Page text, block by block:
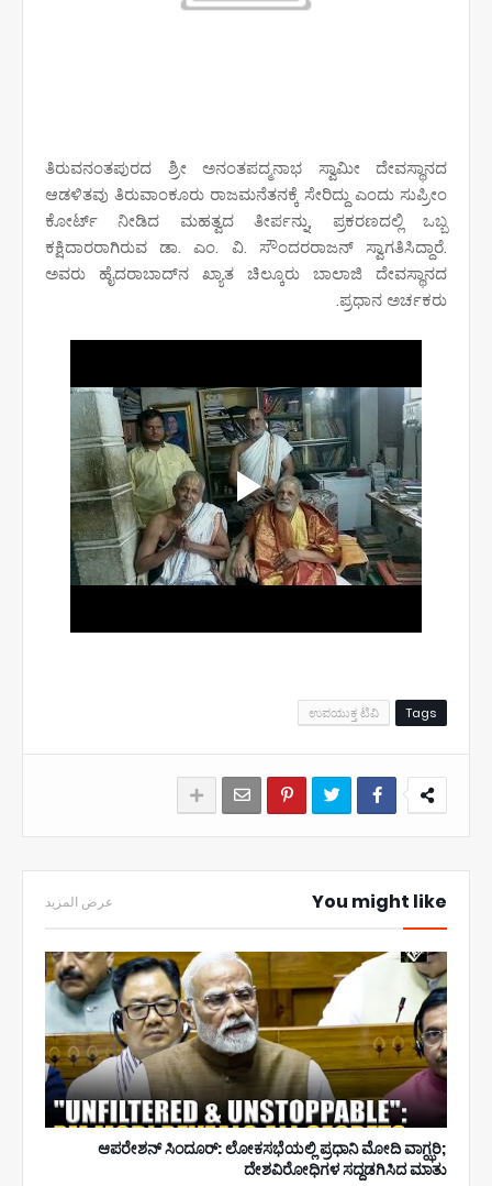
ತಿರುವನಂತಪುರದ ಶ್ರೀ ಅನಂತಪದ್ಮನಾಭ ಸ್ವಾಮೀ ದೇವಸ್ಥಾನದ
ಆಡಳಿತವು ತಿರುವಾಂಕೂರು ರಾಜಮನೆತನಕ್ಕೆ ಸೇರಿದ್ದು ಎಂದು ಸುಪ್ರೀಂ
ಕೋರ್ಟ್‌ ನೀಡಿದ ಮಹತ್ವದ ತೀರ್ಪನ್ನು, ಪ್ರಕರಣದಲ್ಲಿ ಒಬ್ಬ
ಕಕ್ಷಿದಾರರಾಗಿರುವ ಡಾ. ಎಂ. ವಿ. ಸೌಂದರರಾಜನ್‌ ಸ್ವಾಗತಿಸಿದ್ದಾರೆ.
ಅವರು ಹೈದರಾಬಾದ್‌ನ ಖ್ಯಾತ ಚಿಲ್ಕೂರು ಬಾಲಾಜಿ ದೇವಸ್ಥಾನದ
ಪ್ರಧಾನ ಅರ್ಚಕರು.
Tags
ಉಪಯುಕ್ತ ಟಿವಿ
You might like عرض المزيد
ಆಪರೇಶನ್ ಸಿಂದೂರ್: ಲೋಕಸಭೆಯಲ್ಲಿ ಪ್ರಧಾನಿ ಮೋದಿ ವಾಗ್ಝರಿ;
ದೇಶವಿರೋಧಿಗಳ ಸದ್ದಡಗಿಸಿದ ಮಾತು